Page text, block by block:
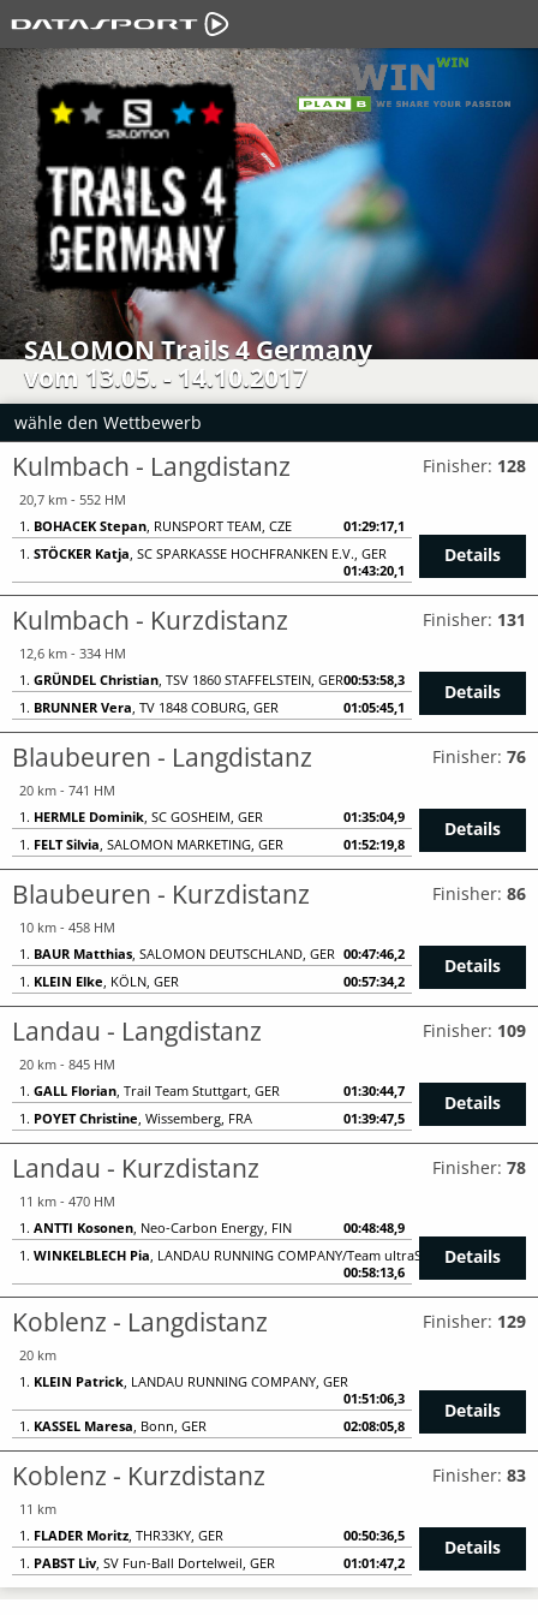
SALOMON Trails 4 Germany
vom 13.05. - 14.10.2017
wähle den Wettbewerb
Kulmbach - Langdistanz
20,7 km - 552 HM
1. BOHACEK Stepan , RUNSPORT TEAM, CZE
01:29:17,1
1. STÖCKER Katja , SC SPARKASSE HOCHFRANKEN E.V., GER
01:43:20,1
Finisher: 128
Details
Kulmbach - Kurzdistanz
12,6 km - 334 HM
1. GRÜNDEL Christian , TSV 1860 STAFFELSTEIN, GER00:53:58,3
1. BRUNNER Vera , TV 1848 COBURG, GER 01:05:45,1
Finisher: 131
Details
Blaubeuren - Langdistanz
20 km - 741 HM
1. HERMLE Dominik , SC GOSHEIM, GER
01:35:04,9
1. FELT Silvia , SALOMON MARKETING, GER 01:52:19,8
Finisher: 76
Details
Blaubeuren - Kurzdistanz
10 km - 458 HM
1. BAUR Matthias , SALOMON DEUTSCHLAND, GER 00:47:46,2
1. KLEIN Elke , KÖLN, GER 00:57:34,2
Finisher: 86
Details
Landau - Langdistanz
20 km - 845 HM
1. GALL Florian , Trail Team Stuttgart, GER
01:30:44,7
1. POYET Christine , Wissemberg, FRA 01:39:47,5
Finisher: 109
Details
Landau - Kurzdistanz
11 km - 470 HM
1. ANTTI Kosonen , Neo-Carbon Energy, FIN
00:48:48,9
1. WINKELBLECH Pia , LANDAU RUNNING COMPANY/Team ultraSPORTS, GER
00:58:13,6
Finisher: 78
Details
Koblenz - Langdistanz
20 km
1. KLEIN Patrick , LANDAU RUNNING COMPANY, GER
01:51:06,3
1. KASSEL Maresa , Bonn, GER 02:08:05,8
Finisher: 129
Details
Koblenz - Kurzdistanz
11 km
1. FLADER Moritz , THR33KY, GER
00:50:36,5
1. PABST Liv , SV Fun-Ball Dortelweil, GER 01:01:47,2
Finisher: 83
Details